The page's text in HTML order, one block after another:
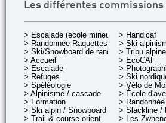
Les différentes commissions
> Escalade (école mineurs)
> Randonnée Raquettes
> Ski/Snowboard de rando.
> Accueil
> Escalade
> Refuges
> Spéléologie
> Alpinisme / cascade
> Formation
> Ski alpin / Snowboard
> Trail & course orient.
> Handicaf
> Ski
> Tribu alpine
> EcoCAF
>
> Ski
> Vélo de
> École
>
> Slackline /
> Les